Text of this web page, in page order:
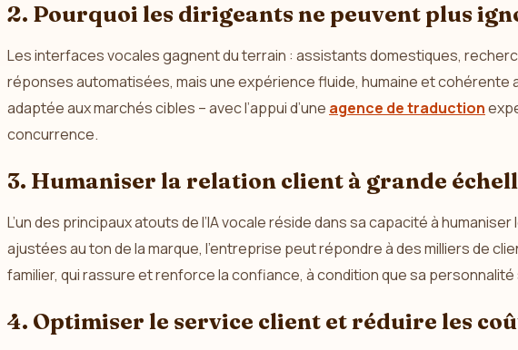
2. Pourquoi les dirigeants ne peuvent plus
Les interfaces vocales gagnent du terrain : assistants domestiques,
réponses automatisées, mais une expérience fluide, humaine et cohérente
adaptée aux marchés cibles – avec l’appui d’une agence de traduction
concurrence.
3. Humaniser la relation client à grande
L’un des principaux atouts de l’IA vocale réside dans sa capacité à
ajustées au ton de la marque, l’entreprise peut répondre à des milliers de
familier, qui rassure et renforce la confiance, à condition que sa
4. Optimiser le service client et réduire les